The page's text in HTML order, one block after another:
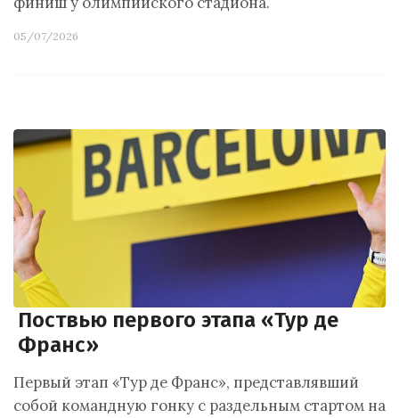
05/07/2026
Поствью первого этапа «Тур де
Франс»
Первый этап «Тур де Франс», представлявший
собой командную гонку с раздельным стартом на